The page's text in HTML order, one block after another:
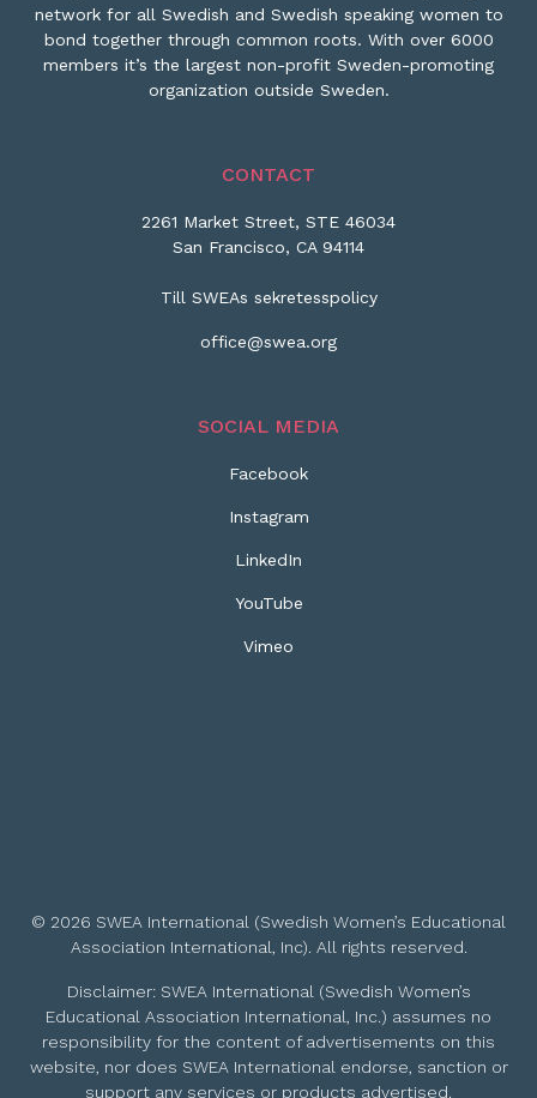
network for all Swedish and Swedish speaking women to
bond together through common roots. With over 6000
members it’s the largest non-profit Sweden-promoting
organization outside Sweden.
CONTACT
2261 Market Street, STE 46034
San Francisco, CA 94114
Till SWEAs sekretesspolicy
office@swea.org
SOCIAL MEDIA
Facebook
Instagram
LinkedIn
YouTube
Vimeo
© 2026 SWEA International (Swedish Women’s Educational
Association International, Inc). All rights reserved.
Disclaimer: SWEA International (Swedish Women’s
Educational Association International, Inc.) assumes no
responsibility for the content of advertisements on this
website, nor does SWEA International endorse, sanction or
support any services or products advertised.